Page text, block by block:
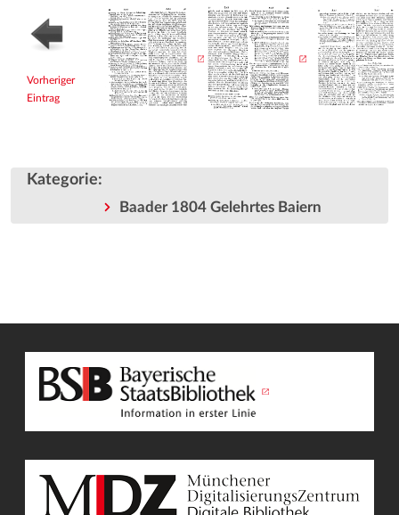
Vorheriger
Eintrag
Kategorie:
Baader 1804 Gelehrtes Baiern